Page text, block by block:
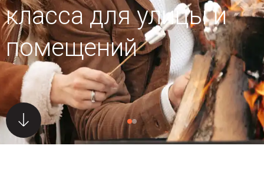
класса для улицыи
помещений